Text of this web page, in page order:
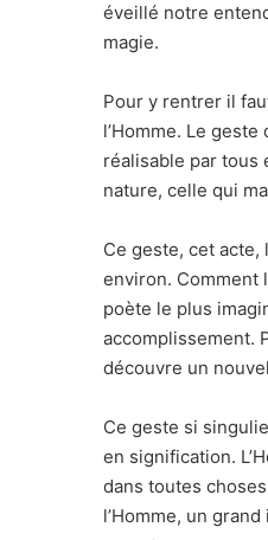
éveillé notre
magie.
Pour y rentrer il
l’Homme. Le
réalisable par tous
nature, celle qui
Ce geste, cet
environ. Comment
poète le plus
accomplissement.
découvre un
Ce geste si
en signification.
dans toutes
l’Homme, un